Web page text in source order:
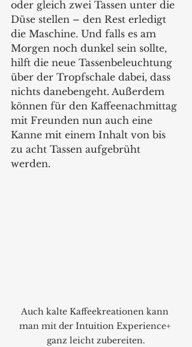
oder gleich zwei Tassen unter die
Düse stellen – den Rest erledigt
die Maschine. Und falls es am
Morgen noch dunkel sein sollte,
hilft die neue Tassenbeleuchtung
über der Tropfschale dabei, dass
nichts danebengeht. Außerdem
können für den Kaffeenachmittag
mit Freunden nun auch eine
Kanne mit einem Inhalt von bis
zu acht Tassen aufgebrüht
werden.
Auch kalte Kaffeekreationen kann
man mit der Intuition Experience+
ganz leicht zubereiten.